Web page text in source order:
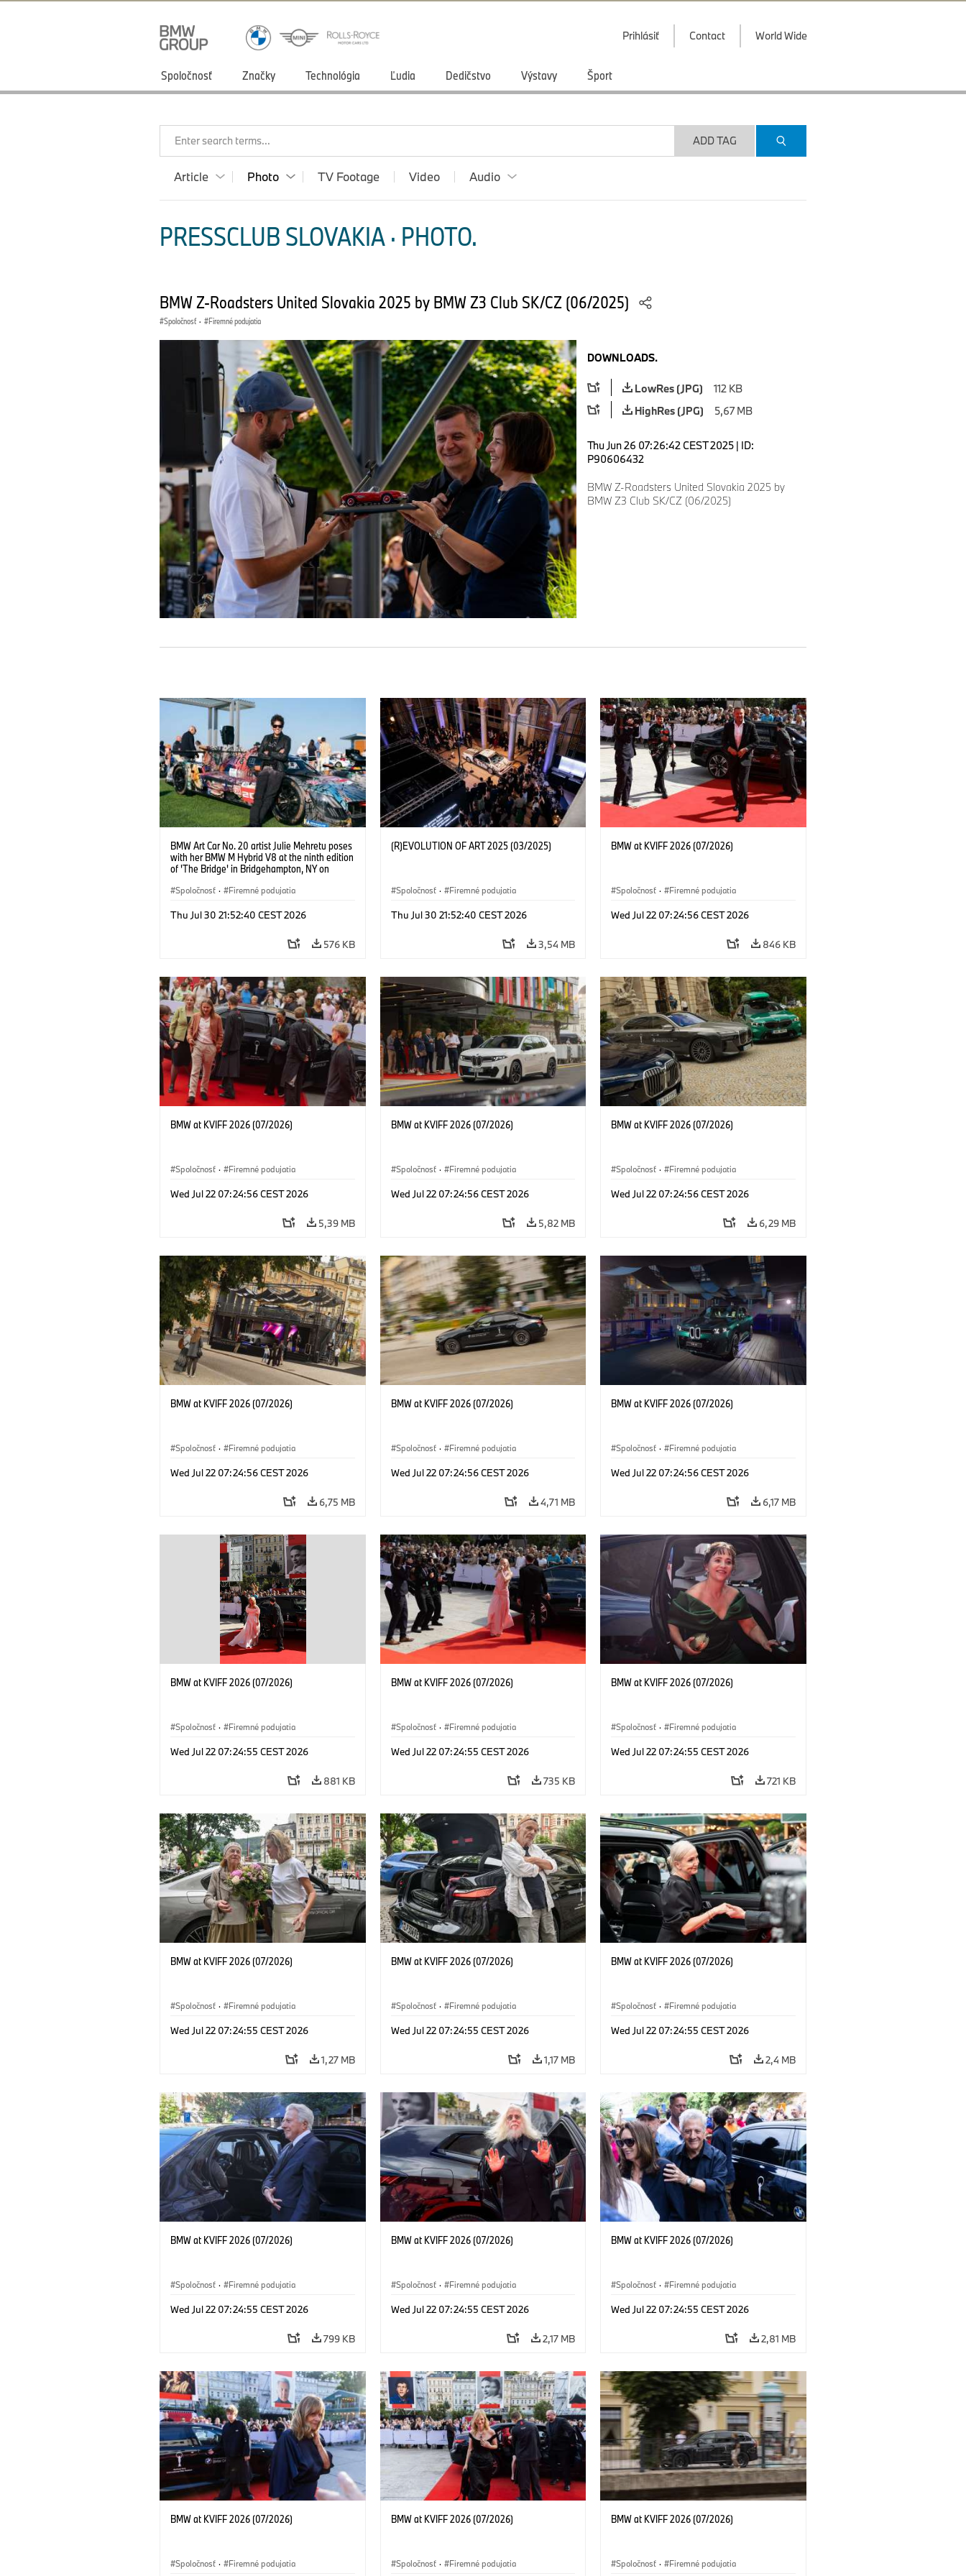
Prihlásiť Contact World Wide
Spoločnosť Značky Technológia Ľudia Dedičstvo Výstavy Šport
Enter search terms... ADD TAG
Article Photo TV Footage Video Audio
PRESSCLUB SLOVAKIA · PHOTO.
BMW Z-Roadsters United Slovakia 2025 by BMW Z3 Club SK/CZ (06/2025)
Spoločnosť · Firemné podujatia
DOWNLOADS.
LowRes (JPG)
112 KB
HighRes (JPG)
5,67 MB
Thu Jun 26 07:26:42 CEST 2025 | ID:
P90606432
BMW Z-Roadsters United Slovakia 2025 by
BMW Z3 Club SK/CZ (06/2025)
BMW Art Car No. 20 artist Julie Mehretu poses
with her BMW M Hybrid V8 at the ninth edition
of 'The Bridge' in Bridgehampton, NY on
@benfrankephoto.
Spoločnosť · Firemné podujatia
Thu Jul 30 21:52:40 CEST 2026
576 KB
(R)EVOLUTION OF ART 2025 (03/2025)
Spoločnosť · Firemné podujatia
Thu Jul 30 21:52:40 CEST 2026
3,54 MB
BMW at KVIFF 2026 (07/2026)
Spoločnosť · Firemné podujatia
Wed Jul 22 07:24:56 CEST 2026
846 KB
BMW at KVIFF 2026 (07/2026)
Spoločnosť · Firemné podujatia
Wed Jul 22 07:24:56 CEST 2026
5,39 MB
BMW at KVIFF 2026 (07/2026)
Spoločnosť · Firemné podujatia
Wed Jul 22 07:24:56 CEST 2026
5,82 MB
BMW at KVIFF 2026 (07/2026)
Spoločnosť · Firemné podujatia
Wed Jul 22 07:24:56 CEST 2026
6,29 MB
BMW at KVIFF 2026 (07/2026)
Spoločnosť · Firemné podujatia
Wed Jul 22 07:24:56 CEST 2026
6,75 MB
BMW at KVIFF 2026 (07/2026)
Spoločnosť · Firemné podujatia
Wed Jul 22 07:24:56 CEST 2026
4,71 MB
BMW at KVIFF 2026 (07/2026)
Spoločnosť · Firemné podujatia
Wed Jul 22 07:24:56 CEST 2026
6,17 MB
BMW at KVIFF 2026 (07/2026)
Spoločnosť · Firemné podujatia
Wed Jul 22 07:24:55 CEST 2026
881 KB
BMW at KVIFF 2026 (07/2026)
Spoločnosť · Firemné podujatia
Wed Jul 22 07:24:55 CEST 2026
735 KB
BMW at KVIFF 2026 (07/2026)
Spoločnosť · Firemné podujatia
Wed Jul 22 07:24:55 CEST 2026
721 KB
BMW at KVIFF 2026 (07/2026)
Spoločnosť · Firemné podujatia
Wed Jul 22 07:24:55 CEST 2026
1,27 MB
BMW at KVIFF 2026 (07/2026)
Spoločnosť · Firemné podujatia
Wed Jul 22 07:24:55 CEST 2026
1,17 MB
BMW at KVIFF 2026 (07/2026)
Spoločnosť · Firemné podujatia
Wed Jul 22 07:24:55 CEST 2026
2,4 MB
BMW at KVIFF 2026 (07/2026)
Spoločnosť · Firemné podujatia
Wed Jul 22 07:24:55 CEST 2026
799 KB
BMW at KVIFF 2026 (07/2026)
Spoločnosť · Firemné podujatia
Wed Jul 22 07:24:55 CEST 2026
2,17 MB
BMW at KVIFF 2026 (07/2026)
Spoločnosť · Firemné podujatia
Wed Jul 22 07:24:55 CEST 2026
2,81 MB
BMW at KVIFF 2026 (07/2026)
Spoločnosť · Firemné podujatia
BMW at KVIFF 2026 (07/2026)
Spoločnosť · Firemné podujatia
BMW at KVIFF 2026 (07/2026)
Spoločnosť · Firemné podujatia